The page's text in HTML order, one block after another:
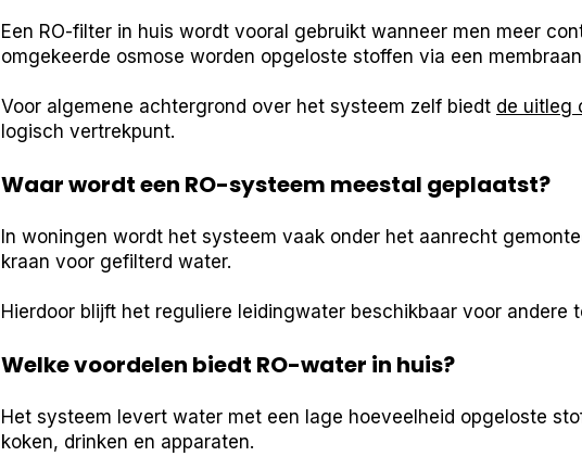
Een RO-filter in huis wordt vooral gebruikt wanneer men meer
omgekeerde osmose worden opgeloste stoffen via een
Voor algemene achtergrond over het systeem zelf biedt de uitleg
logisch vertrekpunt.
Waar wordt een RO-systeem meestal geplaatst?
In woningen wordt het systeem vaak onder het aanrecht
kraan voor gefilterd water.
Hierdoor blijft het reguliere leidingwater beschikbaar voor andere
Welke voordelen biedt RO-water in huis?
Het systeem levert water met een lage hoeveelheid opgeloste
koken, drinken en apparaten.